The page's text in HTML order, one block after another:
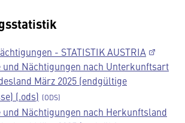
- STATISTIK AUSTRIA
und Nächtigungen nach Unterkunftsart
März 2025 (endgültige
(.ods)
Nächtigungen nach Herkunftsland